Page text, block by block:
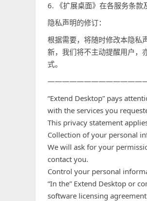
6. 《扩展桌面》在各服务条款
隐私声明的修订：
根据需要，将随时修改本隐私
新，我们将不主动提醒用户，
式。
“Extend Desktop” pays
with the services you
This privacy statement
Collection of your personal
We will ask for your
contact you.
Control your personal
“In the” Extend Desktop or
software licensing